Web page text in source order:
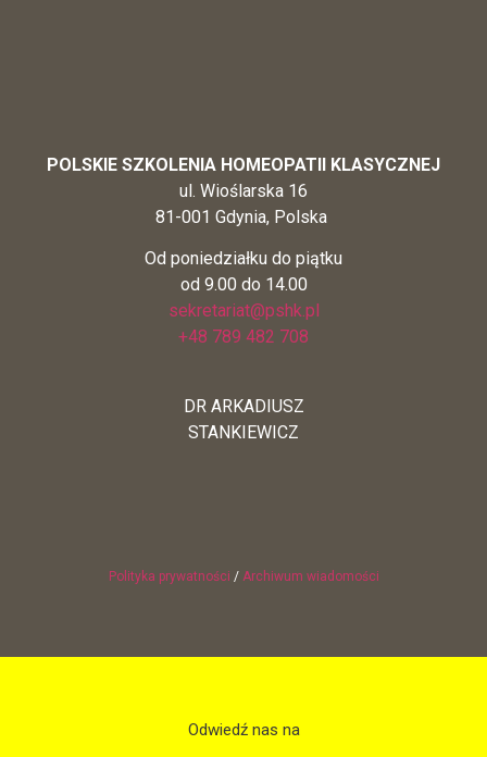
POLSKIE SZKOLENIA HOMEOPATII KLASYCZNEJ
ul. Wioślarska 16
81-001 Gdynia, Polska
Od poniedziałku do piątku
od 9.00 do 14.00
sekretariat@pshk.pl
+48 789 482 708
DR ARKADIUSZ
STANKIEWICZ
Polityka prywatności / Archiwum wiadomości
Odwiedź nas na